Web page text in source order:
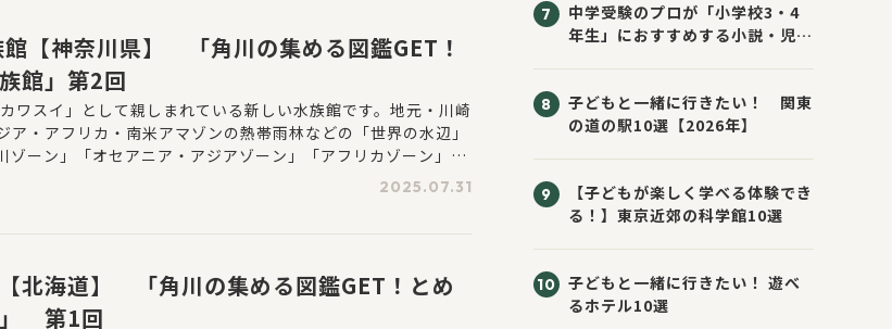
【神奈川県】 「角川の集める図鑑GET！
館」第2回
ワスイ」として親しまれている新しい水族館です。地元・川崎
ア・アフリカ・南米アマゾンの熱帯雨林などの「世界の水辺」
ゾーン」「オセアニア・アジアゾーン」「アフリカゾーン」
ノラマスクリーンゾーン」「アマゾンゾーン」など6つのゾー
2025.07.31
北海道】 「角川の集める図鑑GET！とめ
」 第1回
中学受験のプロが「小学校3・4
年生」におすすめする小説・児童
子どもと一緒に行きたい！ 関東
の道の駅10選【2026年】
【子どもが楽しく学べる体験でき
る！】東京近郊の科学館10選
子どもと一緒に行きたい！ 遊べ
るホテル10選